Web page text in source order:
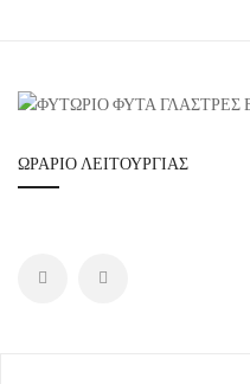
ΩΡΆΡΙΟ ΛΕΙΤΟΥΡΓΊΑΣ